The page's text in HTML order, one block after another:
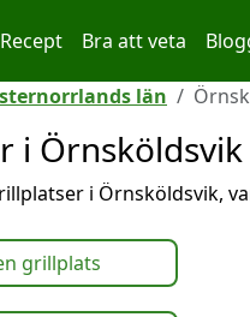
Recept Bra att veta
län
i Örnsköldsvik
i Örnsköldsvik,
grillplats